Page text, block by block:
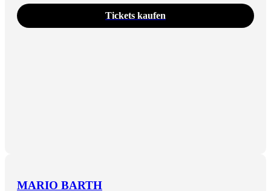
Tickets kaufen
MARIO BARTH